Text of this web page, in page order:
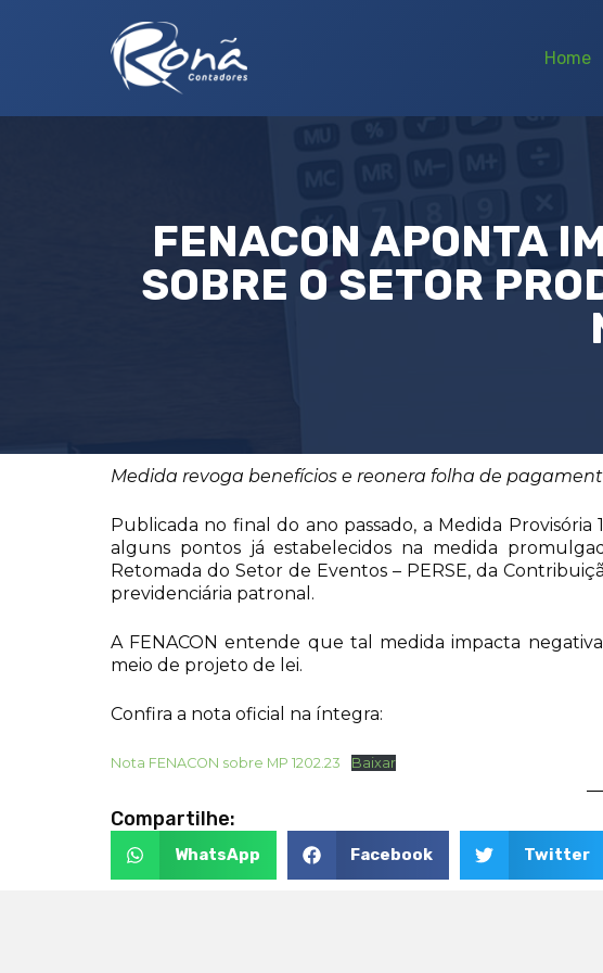
Home
FENACON APONTA
SOBRE O SETOR
Medida revoga benefícios e reonera folha de
Publicada no final do ano passado, a Medida
alguns pontos já estabelecidos na medida
Retomada do Setor de Eventos – PERSE, da
previdenciária patronal.
A FENACON entende que tal medida impacta
meio de projeto de lei.
Confira a nota oficial na íntegra:
Nota FENACON sobre MP 1202.23 Baixar
Compartilhe:
WhatsApp Facebook Twitter